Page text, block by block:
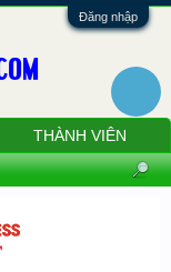
Đăng nhập
THÀNH VIÊN